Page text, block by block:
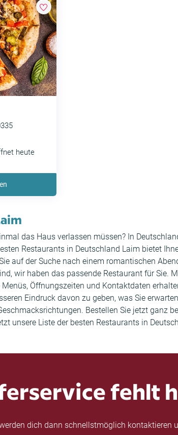
heute
das Haus verlassen müssen? In
Restaurants in Deutschland Laim bietet
auf der Suche nach einem romantischen
wir haben das passende Restaurant für Sie.
Öffnungszeiten und Kontaktdaten
Eindruck davon zu geben, was Sie
Bestellen Sie jetzt ganz
unsere Liste der besten Restaurants in
fehlt
dich dann schnellstmöglich kontaktieren